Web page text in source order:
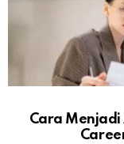
Cara Menjadi